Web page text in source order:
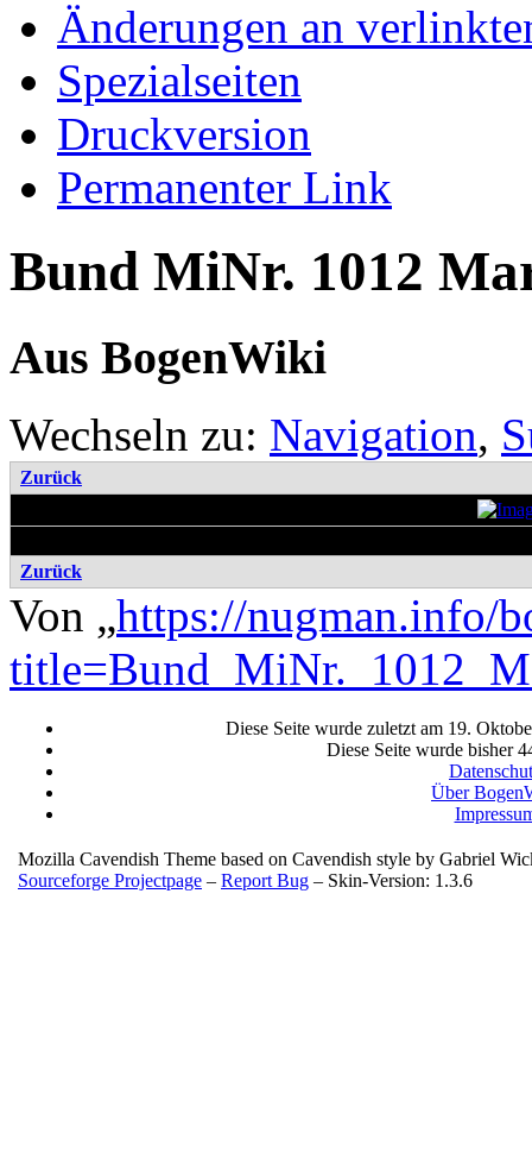
Änderungen an
Spezialseiten
Druckversion
Permanenter Link
Bund MiNr. 1012
Aus BogenWiki
Wechseln zu: Navigation,
Zurück
Zurück
Von „https://nugman.info/
Diese Seite wurde zuletzt am 19.
Diese Seite wurde bisher
Über
Mozilla Cavendish Theme based on Cavendish style by Gabriel
Sourceforge Projectpage – Report Bug – Skin-Version: 1.3.6